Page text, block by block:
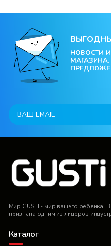
НОВОСТИ
Мир GUSTI - мир вашего ребенка.
признана одним из лидеров
Каталог